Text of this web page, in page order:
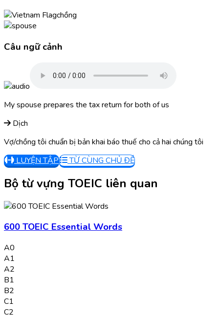
chồng
Câu ngữ cảnh
Myspouse prepares the tax return for both of us
Dịch
Vợ/chồng tôi chuẩn bị bản khai báo thuế cho cả hai chúng tôi
LUYỆN TẬP
TỪ CÙNG CHỦ ĐỀ
Bộ từ vựng TOEIC liên quan
600 TOEIC Essential Words
A0
A1
A2
B1
B2
C1
C2